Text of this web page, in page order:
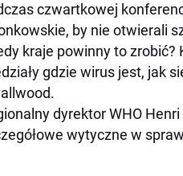
czwartkowej
by nie otwierali
kraje powinny to
gdzie wirus jest, jak
dyrektor WHO
wytyczne w